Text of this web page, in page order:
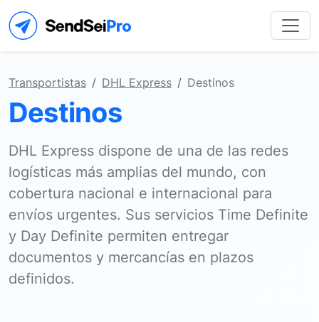
Transportistas DHL Express Destinos
Destinos
DHL Express dispone de una de las redes
logísticas más amplias del mundo, con
cobertura nacional e internacional para
envíos urgentes. Sus servicios Time Definite
y Day Definite permiten entregar
documentos y mercancías en plazos
definidos.